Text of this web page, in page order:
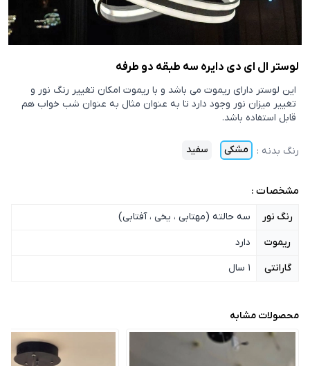
لوستر ال ای دی دایره سه طبقه دو طرفه
این لوستر دارای ریموت می باشد و با ریموت امکان تغییر رنگ نور و
تغییر میزان نور وجود دارد تا به عنوان مثال به عنوان شب خواب هم
قابل استفاده باشد.
رنگ بدنه : مشکی سفید
مشخصات :
رنگ نور
سه حالته (مهتابی ، یخی ، آفتابی)
ریموت
دارد
گارانتی
1 سال
محصولات مشابه